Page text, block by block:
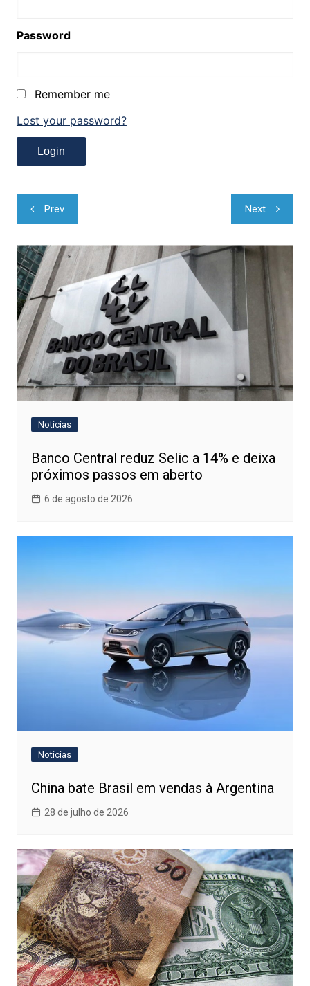
Password
Remember me
Lost your password?
Navegação
de
Post
Prev Next
Notícias
Banco Central reduz Selic a 14% e deixa
próximos passos em aberto
6 de agosto de 2026
Notícias
China bate Brasil em vendas à Argentina
28 de julho de 2026